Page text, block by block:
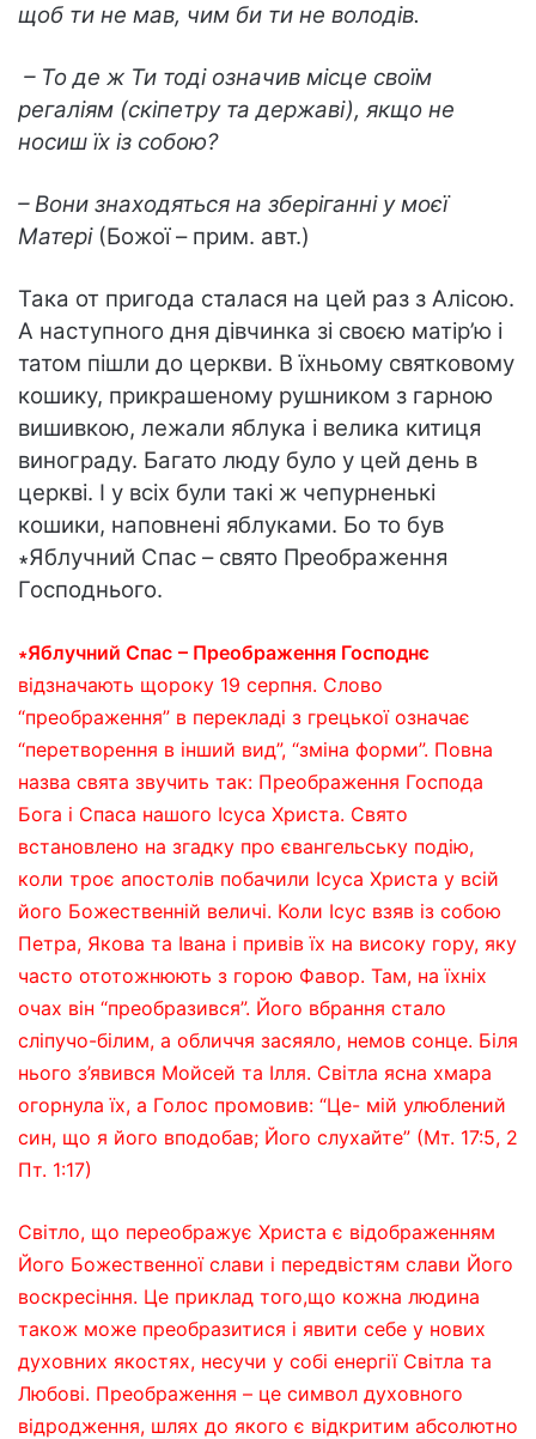
щоб ти не мав, чим би ти не володів.
– То де ж Ти тоді означив місце своїм
регаліям (скіпетру та державі), якщо не
носиш їх із собою?
– Вони знаходяться на зберіганні у моєї
Матері(Божої – прим. авт.)
Така от пригода сталася на цей раз з Алісою.
А наступного дня дівчинка зі своєю матір’ю і
татом пішли до церкви. В їхньому святковому
кошику, прикрашеному рушником з гарною
вишивкою, лежали яблука і велика китиця
винограду. Багато люду було у цей день в
церкві. І у всіх були такі ж чепурненькі
кошики, наповнені яблуками. Бо то був
∗Яблучний Спас – свято Преображення
Господнього.
∗Яблучний Спас – Преображення Господнє
відзначають щороку 19 серпня. Слово
“преображення” в перекладі з грецької означає
“перетворення в інший вид”, “зміна форми”. Повна
назва свята звучить так: Преображення Господа
Бога і Спаса нашого Ісуса Христа. Свято
встановлено на згадку про євангельську подію,
коли троє апостолів побачили Ісуса Христа у всій
його Божественній величі. Коли Ісус взяв із собою
Петра, Якова та Івана і привів їх на високу гору, яку
часто ототожнюють з горою Фавор. Там, на їхніх
очах він “преобразився”. Його вбрання стало
сліпучо-білим, а обличчя засяяло, немов сонце. Біля
нього з’явився Мойсей та Ілля. Світла ясна хмара
огорнула їх, а Голос промовив: “Це- мій улюблений
син, що я його вподобав; Його слухайте” (Мт. 17:5, 2
Пт. 1:17)
Світло, що переображує Христа є відображенням
Його Божественної слави і передвістям слави Його
воскресіння. Це приклад того,що кожна людина
також може преобразитися і явити себе у нових
духовних якостях, несучи у собі енергії Світла та
Любові. Преображення – це символ духовного
відродження, шлях до якого є відкритим абсолютно